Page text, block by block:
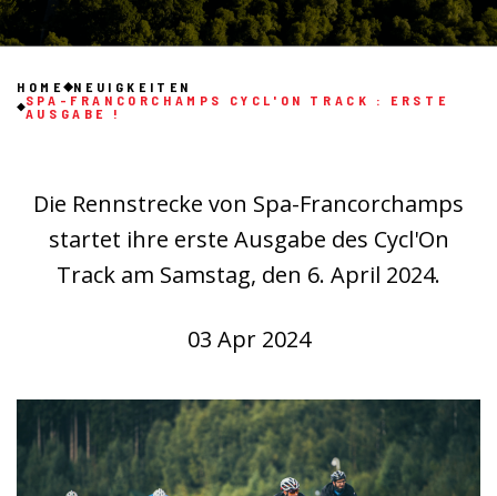
HOME
NEUIGKEITEN
SPA-FRANCORCHAMPS CYCL'ON TRACK : ERSTE
AUSGABE !
Die Rennstrecke von Spa-Francorchamps
startet ihre erste Ausgabe des Cycl'On
Track am Samstag, den 6. April 2024.
03 Apr 2024